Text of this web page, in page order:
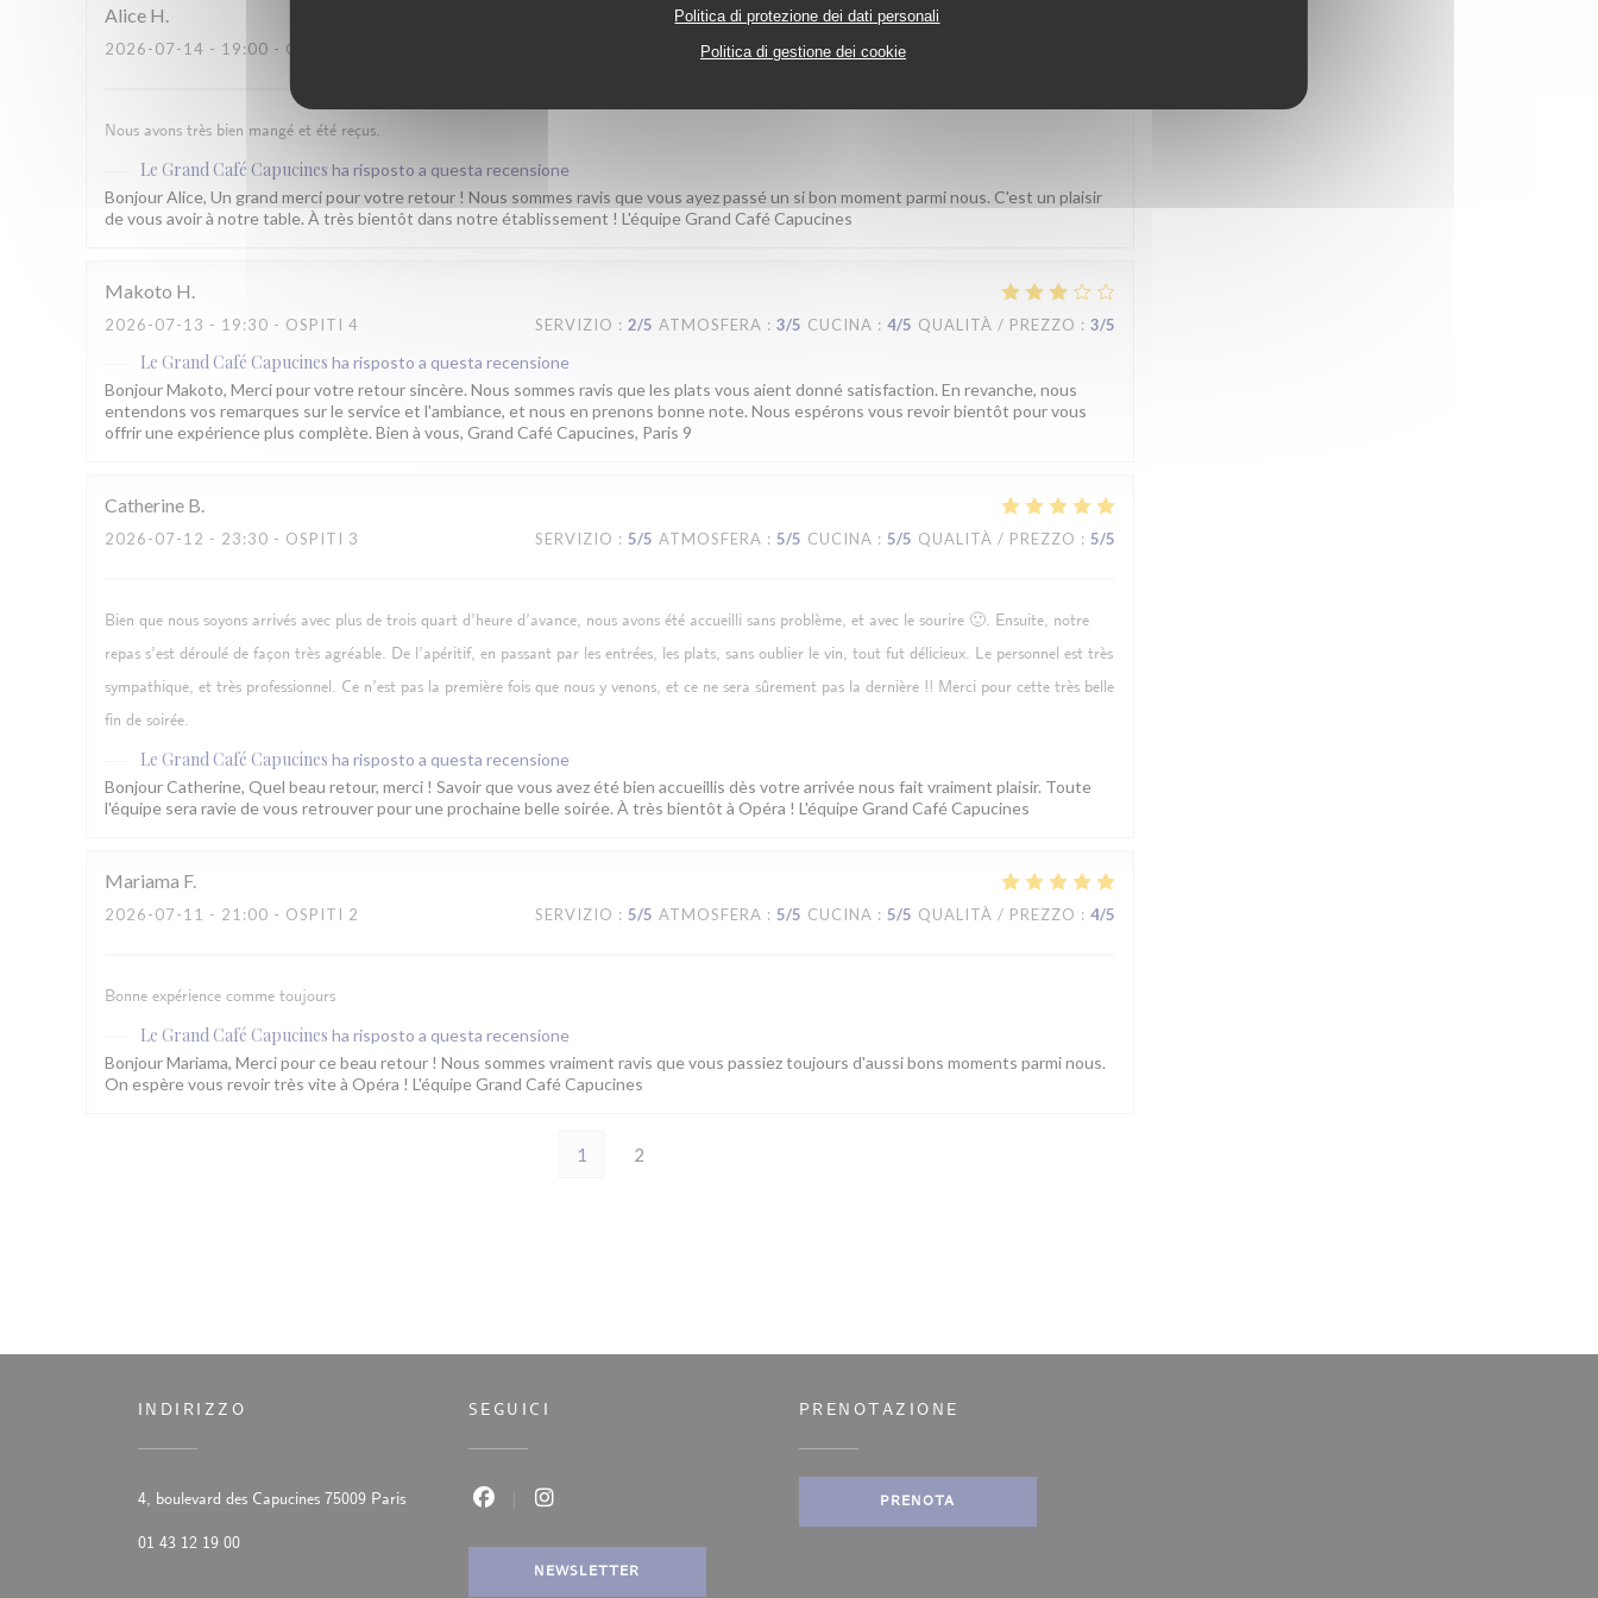
Politica di protezione dei dati personali
Politica di gestione dei cookie
Alice H
2026-07-14 - 19:00 - OSPITI 4 ATMOSFERA: 5/5 CUCINA: 5/5
Nous avons très bien mangé et été reçus.
Le Grand Café Capucines ha risposto a questa recensione
Bonjour Alice, Un grand merci pour votre retour ! Nous sommes ravis que vous ayez passé un si bon moment parmi nous. C'est un plaisir
de vous avoir à notre table. À très bientôt dans notre établissement ! L'équipe Grand Café Capucines
Makoto H
2026-07-13 - 19:30 - OSPITI 4 SERVIZIO : 2/5 ATMOSFERA : 3/5 CUCINA : 4/5 QUALITÀ / PREZZO : 3/5
Le Grand Café Capucines ha risposto a questa recensione
Bonjour Makoto, Merci pour votre retour sincère. Nous sommes ravis que les plats vous aient donné satisfaction. En revanche, nous
entendons vos remarques sur le service et l'ambiance, et nous en prenons bonne note. Nous espérons vous revoir bientôt pour vous
offrir une expérience plus complète. Bien à vous, Grand Café Capucines, Paris 9
Catherine B
2026-07-12 - 23:30 - OSPITI 3 SERVIZIO : 5/5 ATMOSFERA : 5/5 CUCINA : 5/5 QUALITÀ / PREZZO : 5/5
Bien que nous soyons arrivés avec plus de trois quart d’heure d’avance, nous avons été accueilli sans problème, et avec le sourire 🙂. Ensuite, notre
repas s’est déroulé de façon très agréable. De l’apéritif, en passant par les entrées, les plats, sans oublier le vin, tout fut délicieux. Le personnel est très
sympathique, et très professionnel. Ce n’est pas la première fois que nous y venons, et ce ne sera sûrement pas la dernière !! Merci pour cette très belle
fin de soirée.
Le Grand Café Capucines ha risposto a questa recensione
Bonjour Catherine, Quel beau retour, merci ! Savoir que vous avez été bien accueillis dès votre arrivée nous fait vraiment plaisir. Toute
l'équipe sera ravie de vous retrouver pour une prochaine belle soirée. À très bientôt à Opéra ! L'équipe Grand Café Capucines
Mariama F
2026-07-11 - 21:00 - OSPITI 2 SERVIZIO : 5/5 ATMOSFERA : 5/5 CUCINA : 5/5 QUALITÀ / PREZZO : 4/5
Bonne expérience comme toujours
Le Grand Café Capucines ha risposto a questa recensione
Bonjour Mariama, Merci pour ce beau retour ! Nous sommes vraiment ravis que vous passiez toujours d'aussi bons moments parmi nous.
On espère vous revoir très vite à Opéra ! L'équipe Grand Café Capucines
1 2
INDIRIZZO
4, boulevard des Capucines 75009 Paris((apre una nuova finestra))
01 43 12 19 00
SEGUICI
Facebook ((apre una nuova finestra))
NEWSLETTER
PRENOTAZIONE
PRENOTA